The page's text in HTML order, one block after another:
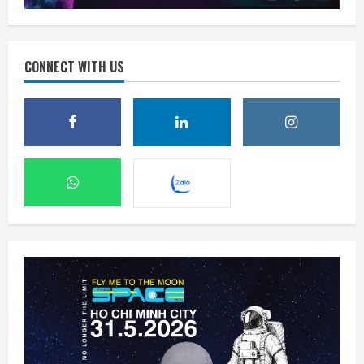
CONNECT WITH US
Mỹ tính áp giá sàn, thuế polysilicon nhằm